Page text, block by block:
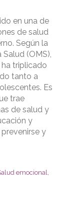
en una de
de salud
Según la
(OMS),
triplicado
tanto a
Es
trae
de salud y
y
y
emocional,